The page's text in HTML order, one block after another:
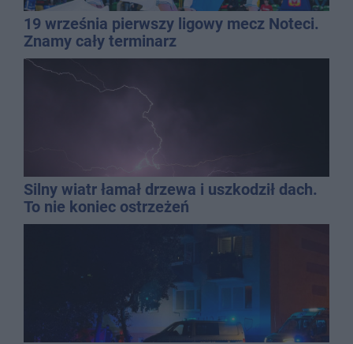
19 września pierwszy ligowy mecz Noteci.
Znamy cały terminarz
Silny wiatr łamał drzewa i uszkodził dach.
To nie koniec ostrzeżeń